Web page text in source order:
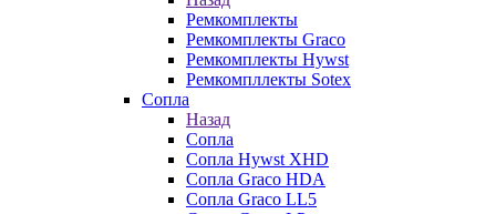
Ремкомплекты
Ремкомплекты Graco
Ремкомплекты Hywst
Ремкомпллекты Sotex
Сопла
Назад
Сопла
Сопла Hywst XHD
Сопла Graco HDA
Сопла Graco LL5